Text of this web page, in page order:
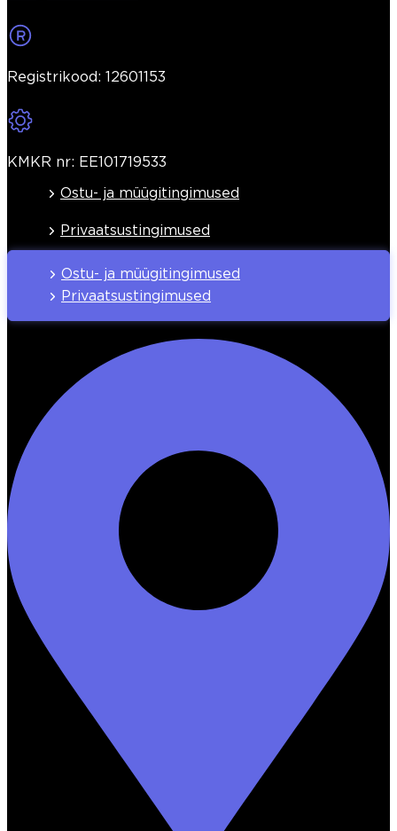
Registrikood: 12601153
KMKR nr: EE101719533
Ostu- ja müügitingimused
Privaatsustingimused
Ostu- ja müügitingimused
Privaatsustingimused